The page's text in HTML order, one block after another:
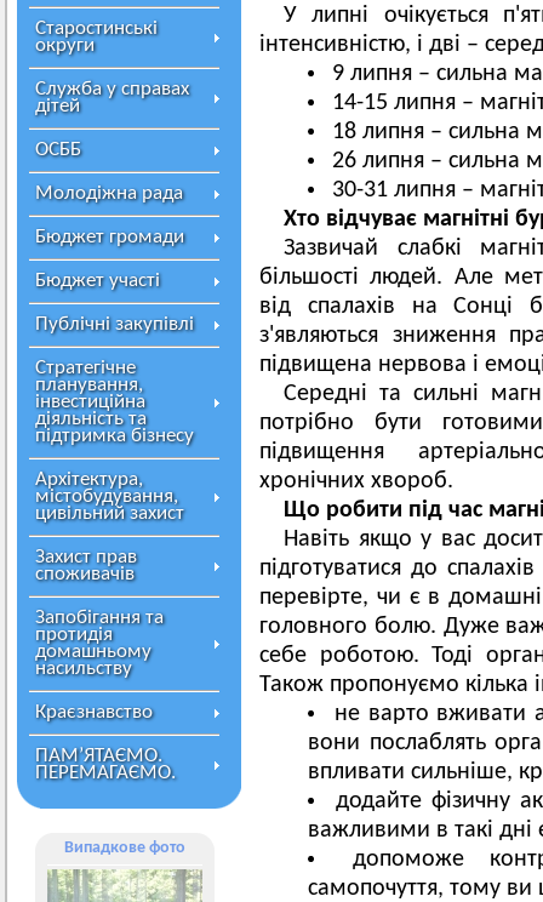
Старостинські
округи
Служба у справах
дітей
ОСББ
Молодіжна рада
Бюджет громади
Бюджет участі
Публічні закупівлі
Стратегічне
планування,
інвестиційна
діяльність та
підтримка бізнесу
Архітектура,
містобудування,
цивільний захист
Захист прав
споживачів
Запобігання та
протидія
домашньому
насильству
Краєзнавство
ПАМ’ЯТАЄМО.
ПЕРЕМАГАЄМО.
Випадкове фото
У липні очікується
інтенсивністю, і дві –
9 липня – сильна
14-15 липня –
18 липня – сильна
26 липня – сильна
30-31 липня –
Хто відчуває магнітні
Зазвичай слабкі
більшості людей. Але
від спалахів на Сонці
з'являються зниження
підвищена нервова і
Середні та сильні
потрібно бути
підвищення
хронічних хвороб.
Що робити під час
Навіть якщо у вас
підготуватися до
перевірте, чи є в
головного болю. Дуже
себе роботою. Тоді
Також пропонуємо кілька
не варто вживати
вони послаблять
впливати сильніше,
додайте фізичну
важливими в такі дні
допоможе
самопочуття, тому